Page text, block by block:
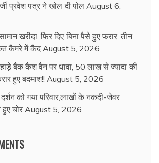
प्रवेश पत्र ने खोल दी पोल August 6,
खरीदा, फिर दिए बिना पैसे हुए फरार, तीन
कैमरे में कैद August 5, 2026
बैंक कैश वैन पर धावा, 50 लाख से ज्यादा की
हुए बदमाश!! August 5, 2026
दर्शन को गया परिवार,लाखों के नकदी-जेवर
चोर August 5, 2026